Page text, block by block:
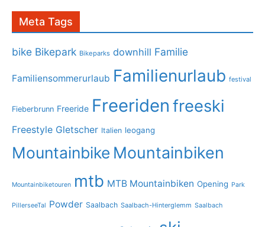
Meta Tags
bike Bikepark Bikeparks downhill Familie
Familiensommerurlaub Familienurlaub festival
Fieberbrunn Freeride Freeriden freeski
Freestyle Gletscher Italien leogang
Mountainbike Mountainbiken
Mountainbiketouren mtb MTB Mountainbiken Opening Park
PillerseeTal Powder Saalbach Saalbach-Hinterglemm Saalbach